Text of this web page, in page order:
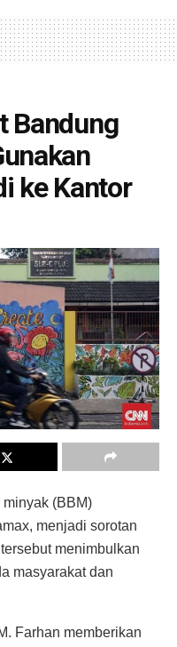
Bandung
ke Kantor
(BBM)
menjadi sorotan
menimbulkan
masyarakat dan
Farhan memberikan